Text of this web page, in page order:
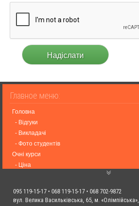
Головна
- Відгуки
- Викладачі
- Фото студентів
Очні курси
- Ціна
Події
095 119-15-17 • 068 119-15-17 • 068 702-9872
вул. Велика Васильківська, 65, м. «Олімпійська»,